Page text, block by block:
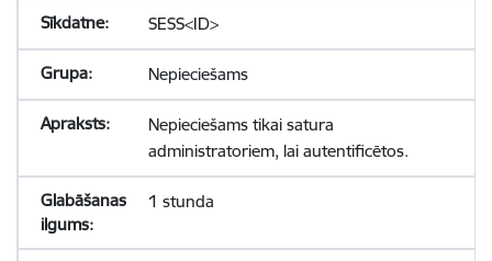
SESS<ID>
Nepieciešams
Nepieciešams tikai satura
administratoriem, lai autentificētos.
1 stunda